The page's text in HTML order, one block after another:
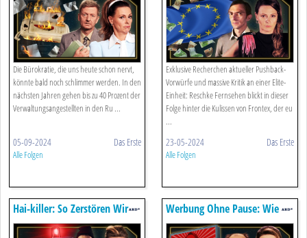
Verwaltungskollaps.
Die Bürokratie, die uns heute schon nervt,
könnte bald noch schlimmer werden. In den
nächsten Jahren gehen bis zu 40 Prozent der
Verwaltungsangestellten in den Ru ...
05-09-2024 Das Erste
Alle Folgen
Exklusive Recherchen aktueller Pushback-
Vorwürfe und massive Kritik an einer Elite-
Einheit: Reschke Fernsehen blickt in dieser
Folge hinter die Kulissen von Frontex, der eu
...
23-05-2024 Das Erste
Alle Folgen
Hai-killer: So Zerstören Wir
Das Meer
Werbung Ohne Pause: Wie
Außenwerbung Unsere Städte
Kapert